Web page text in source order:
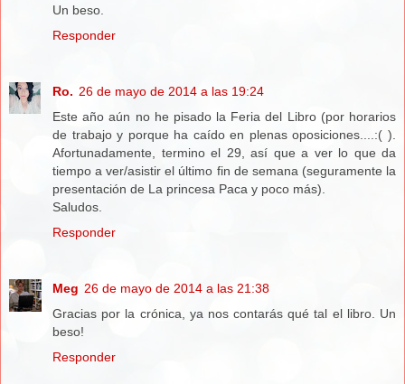
Un beso.
Responder
Ro. 26 de mayo de 2014 a las 19:24
Este año aún no he pisado la Feria del Libro (por horarios
de trabajo y porque ha caído en plenas oposiciones....:( ).
Afortunadamente, termino el 29, así que a ver lo que da
tiempo a ver/asistir el último fin de semana (seguramente la
presentación de La princesa Paca y poco más).
Saludos.
Responder
Meg 26 de mayo de 2014 a las 21:38
Gracias por la crónica, ya nos contarás qué tal el libro. Un
beso!
Responder